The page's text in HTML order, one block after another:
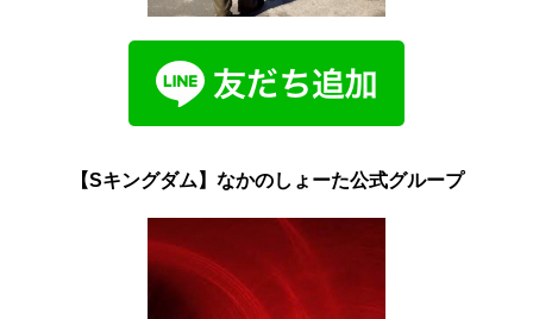
【Sキングダム】なかのしょーた公式グループ